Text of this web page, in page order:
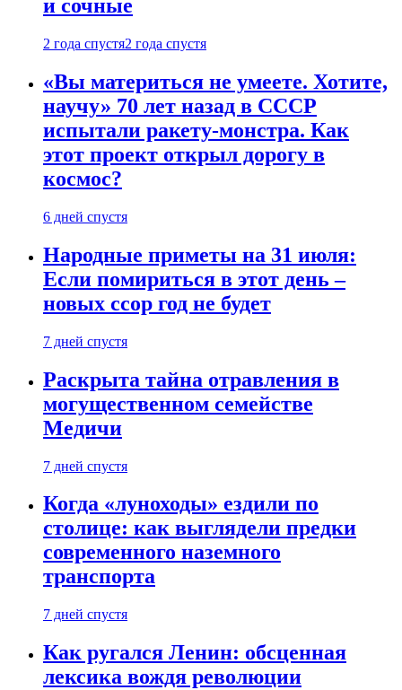
и сочные
2 года спустя2 года спустя
«Вы материться не умеете. Хотите,
научу» 70 лет назад в СССР
испытали ракету-монстра. Как
этот проект открыл дорогу в
космос?
6 дней спустя
Народные приметы на 31 июля:
Если помириться в этот день –
новых ссор год не будет
7 дней спустя
Раскрыта тайна отравления в
могущественном семействе
Медичи
7 дней спустя
Когда «луноходы» ездили по
столице: как выглядели предки
современного наземного
транспорта
7 дней спустя
Как ругался Ленин: обсценная
лексика вождя революции